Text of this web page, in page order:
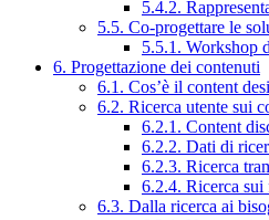
5.4.2.
5.5. Co-progettare le
5.5.1. Workshop
6. Progettazione dei contenuti
6.1. Cos’è il content
6.2. Ricerca utente sui
6.2.1. Content
6.2.2. Dati di
6.2.3. Ricerca
6.2.4. Ricerca sui
6.3. Dalla ricerca ai